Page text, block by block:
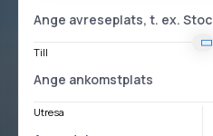
Till
Utresa